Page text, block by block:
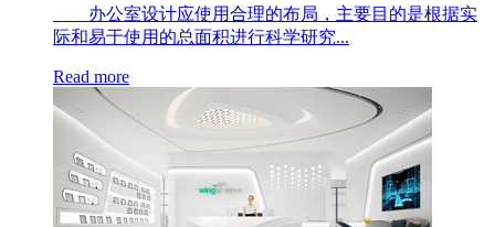
办公室设计应使用合理的布局，主要目的是根据实
际和易于使用的总面积进行科学研究...
Read more